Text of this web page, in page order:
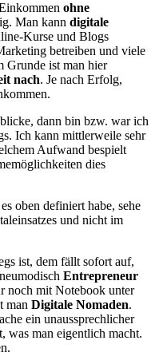
ohne
Man kann digitale
Kurse und Blogs
betreiben und viele
Grunde ist man hier
nach. Je nach Erfolg,
dann bin bzw. war ich
Ich kann mittlerweile sehr
Aufwand bespielt
dies
oben definiert habe, sehe
und nicht im
ist, dem fällt sofort auf,
Entrepreneur
noch mit Notebook unter
man Digitale Nomaden.
ein unaussprechlicher
was man eigentlich macht.